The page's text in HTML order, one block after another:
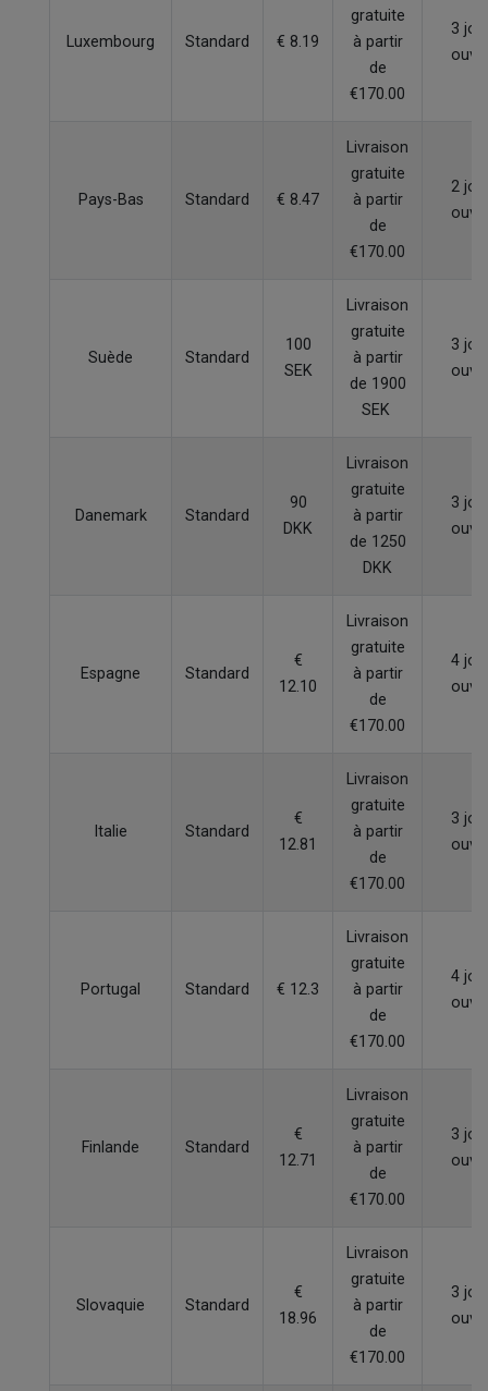
Luxembourg Standard € 8.19
gratuite
à partir
de
€170.00
3
Pays-Bas Standard € 8.47
Livraison
gratuite
à partir
de
€170.00
2
Suède Standard
100
SEK
Livraison
gratuite
à partir
de 1900
SEK
3
Danemark Standard
90
DKK
Livraison
gratuite
à partir
de 1250
DKK
3
Espagne Standard
€
12.10
Livraison
gratuite
à partir
de
€170.00
4
Italie Standard
€
12.81
Livraison
gratuite
à partir
de
€170.00
3
Portugal Standard € 12.3
Livraison
gratuite
à partir
de
€170.00
4
Finlande Standard
€
12.71
Livraison
gratuite
à partir
de
€170.00
3
Slovaquie Standard
€
18.96
Livraison
gratuite
à partir
de
€170.00
3